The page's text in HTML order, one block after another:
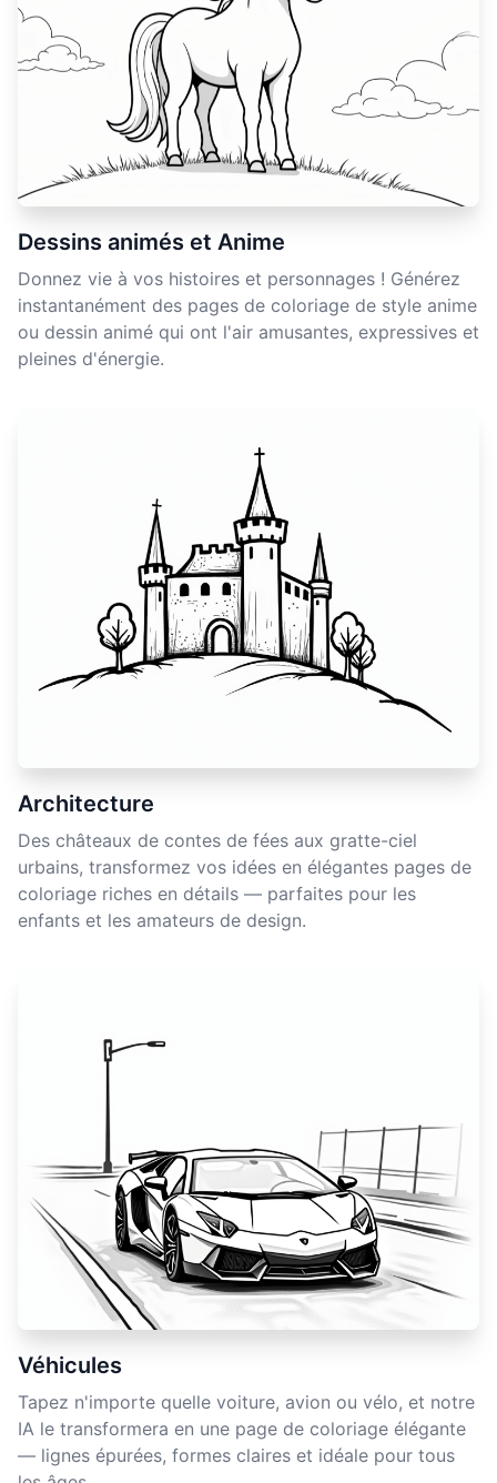
Dessins animés et Anime
Donnez vie à vos histoires et personnages ! Générez
instantanément des pages de coloriage de style anime
ou dessin animé qui ont l'air amusantes, expressives et
pleines d'énergie.
Architecture
Des châteaux de contes de fées aux gratte-ciel
urbains, transformez vos idées en élégantes pages de
coloriage riches en détails — parfaites pour les
enfants et les amateurs de design.
Véhicules
Tapez n'importe quelle voiture, avion ou vélo, et notre
IA le transformera en une page de coloriage élégante
— lignes épurées, formes claires et idéale pour tous